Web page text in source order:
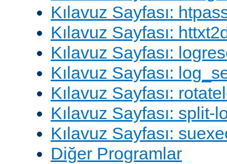
Kılavuz Sayfası:
Kılavuz Sayfası:
Kılavuz Sayfası:
Kılavuz Sayfası:
Kılavuz Sayfası:
Kılavuz Sayfası: split-
Kılavuz Sayfası:
Diğer Programlar